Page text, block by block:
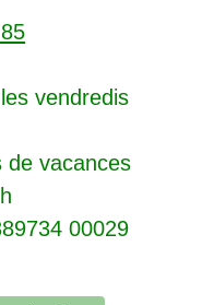
vendredis
de vacances
00029